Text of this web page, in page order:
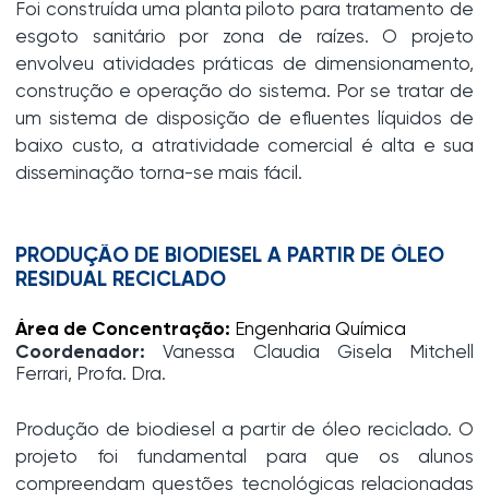
Foi construída uma planta piloto para tratamento de
esgoto sanitário por zona de raízes. O projeto
envolveu atividades práticas de dimensionamento,
construção e operação do sistema. Por se tratar de
um sistema de disposição de efluentes líquidos de
baixo custo, a atratividade comercial é alta e sua
disseminação torna-se mais fácil.
PRODUÇÃO DE BIODIESEL A PARTIR DE ÓLEO
RESIDUAL RECICLADO
Área de Concentração: Engenharia Química
Coordenador: Vanessa Claudia Gisela Mitchell
Ferrari, Profa. Dra.
Produção de biodiesel a partir de óleo reciclado. O
projeto foi fundamental para que os alunos
compreendam questões tecnológicas relacionadas